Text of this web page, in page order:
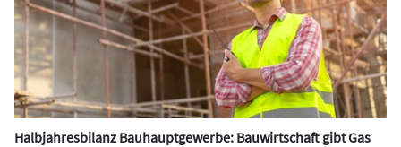
Halbjahresbilanz Bauhauptgewerbe: Bauwirtschaft gibt Gas